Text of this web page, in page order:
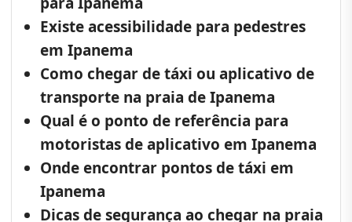
Existe acessibilidade para pedestres
em Ipanema
Como chegar de táxi ou aplicativo de
transporte na praia de Ipanema
Qual é o ponto de referência para
motoristas de aplicativo em Ipanema
Onde encontrar pontos de táxi em
Ipanema
Dicas de segurança ao chegar na praia